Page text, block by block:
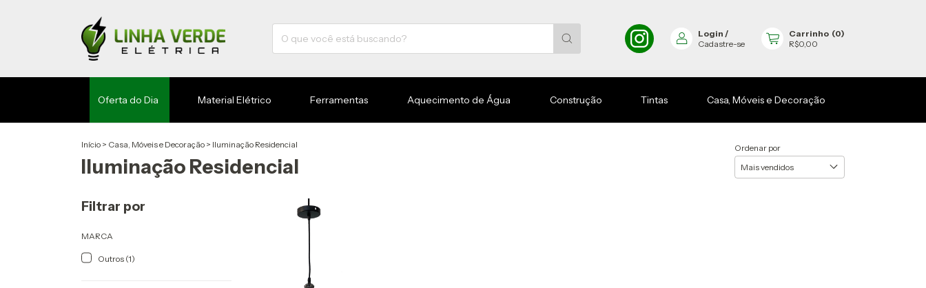
Login /
Cadastre-se
Carrinho (0)
R$0,00
Oferta do Dia Material Elétrico Ferramentas Aquecimento de Água Construção Tintas Casa, Móveis e Decoração
Início > Casa, Móveis e Decoração > Iluminação Residencial
Iluminação Residencial
Ordenar por
Filtrar por
MARCA
Outros (1)